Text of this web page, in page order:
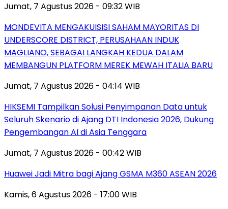
Jumat, 7 Agustus 2026 - 09:32 WIB
MONDEVITA MENGAKUISISI SAHAM MAYORITAS DI
UNDERSCORE DISTRICT, PERUSAHAAN INDUK
MAGLIANO, SEBAGAI LANGKAH KEDUA DALAM
MEMBANGUN PLATFORM MEREK MEWAH ITALIA BARU
Jumat, 7 Agustus 2026 - 04:14 WIB
HIKSEMI Tampilkan Solusi Penyimpanan Data untuk
Seluruh Skenario di Ajang DTI Indonesia 2026, Dukung
Pengembangan AI di Asia Tenggara
Jumat, 7 Agustus 2026 - 00:42 WIB
Huawei Jadi Mitra bagi Ajang GSMA M360 ASEAN 2026
Kamis, 6 Agustus 2026 - 17:00 WIB